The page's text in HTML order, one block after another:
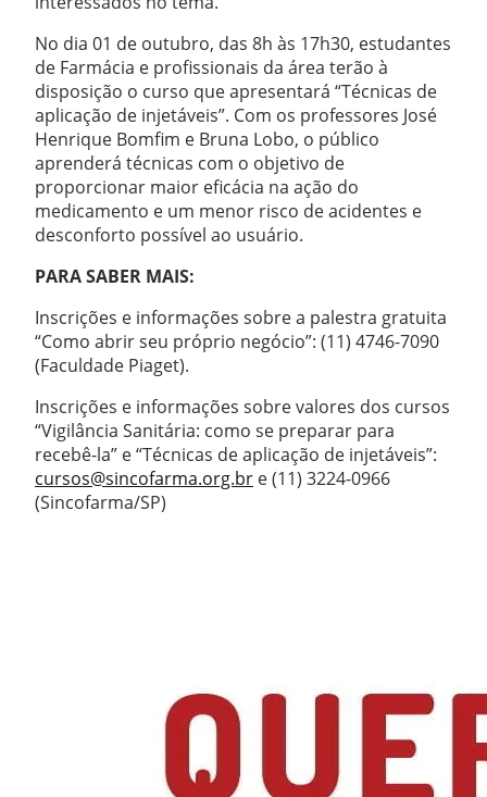
No dia 01 de outubro, das 8h às 17h30, estudantes
de Farmácia e profissionais da área terão à
disposição o curso que apresentará “Técnicas de
aplicação de injetáveis”. Com os professores José
Henrique Bomfim e Bruna Lobo, o público
aprenderá técnicas com o objetivo de
proporcionar maior eficácia na ação do
medicamento e um menor risco de acidentes e
desconforto possível ao usuário.
PARA SABER MAIS:
Inscrições e informações sobre a palestra gratuita
“Como abrir seu próprio negócio”: (11) 4746-7090
(Faculdade Piaget).
Inscrições e informações sobre valores dos cursos
“Vigilância Sanitária: como se preparar para
recebê-la” e “Técnicas de aplicação de injetáveis”:
cursos@sincofarma.org.br e (11) 3224-0966
(Sincofarma/SP)